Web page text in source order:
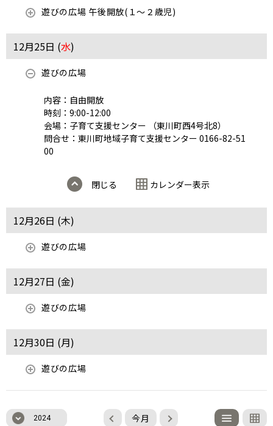
遊びの広場 午後開放(１～２歳児)
12月25日 (水)
遊びの広場
内容：自由開放
時刻：9:00-12:00
会場：子育て支援センター （東川町西4号北8）
問合せ：東川町地域子育て支援センター 0166-82-51
00
閉じる カレンダー表示
12月26日 (木)
遊びの広場
12月27日 (金)
遊びの広場
12月30日 (月)
遊びの広場
2024 今月